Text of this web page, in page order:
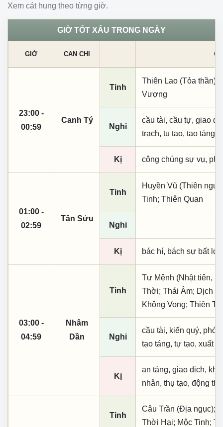
Xem cát hung theo từng giờ.
GIỜ TỐT XẤU TRONG NGÀY
GIỜ CAN CHI
23:00 -
00:59
Canh Tý
Tinh
Thiên Lao (Tỏa thần);
Vượng
Nghi
cầu tài, cầu tự, giao
trạch, tu tạo, tạo táng,
Kị công chúng sự vụ,
01:00 -
02:59
Tân Sửu
Tinh
Huyền Vũ (Thiên
Tinh; Thiên Quan
Nghi
Kị bác hí, bách sự bất
03:00 -
04:59
Nhâm
Dần
Tinh
Tư Mệnh (Nhật tiên,
Thời; Thái Âm; Dịch
Không Vong; Thiên
Nghi
cầu tài, kiến quý, phó
tạo táng, tự tạo, xuất
Kị
an táng, giao dịch,
nhân, thụ tạo, động thổ
Tinh
Câu Trần (Địa ngục);
Thời Hại; Mộc Tinh;